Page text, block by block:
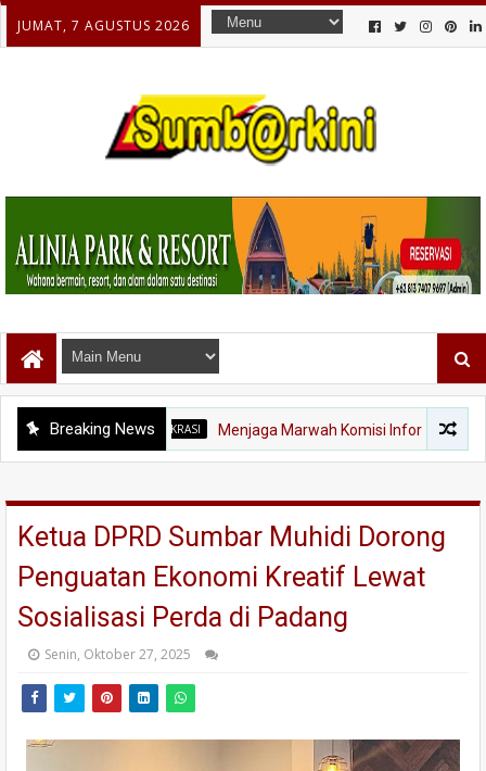
JUMAT, 7 AGUSTUS 2026
Breaking News
DEMOKRASI Menjaga Marwah Komisi Informasi: Ketika
Ketua DPRD Sumbar Muhidi Dorong
Penguatan Ekonomi Kreatif Lewat
Sosialisasi Perda di Padang
Senin, Oktober 27, 2025